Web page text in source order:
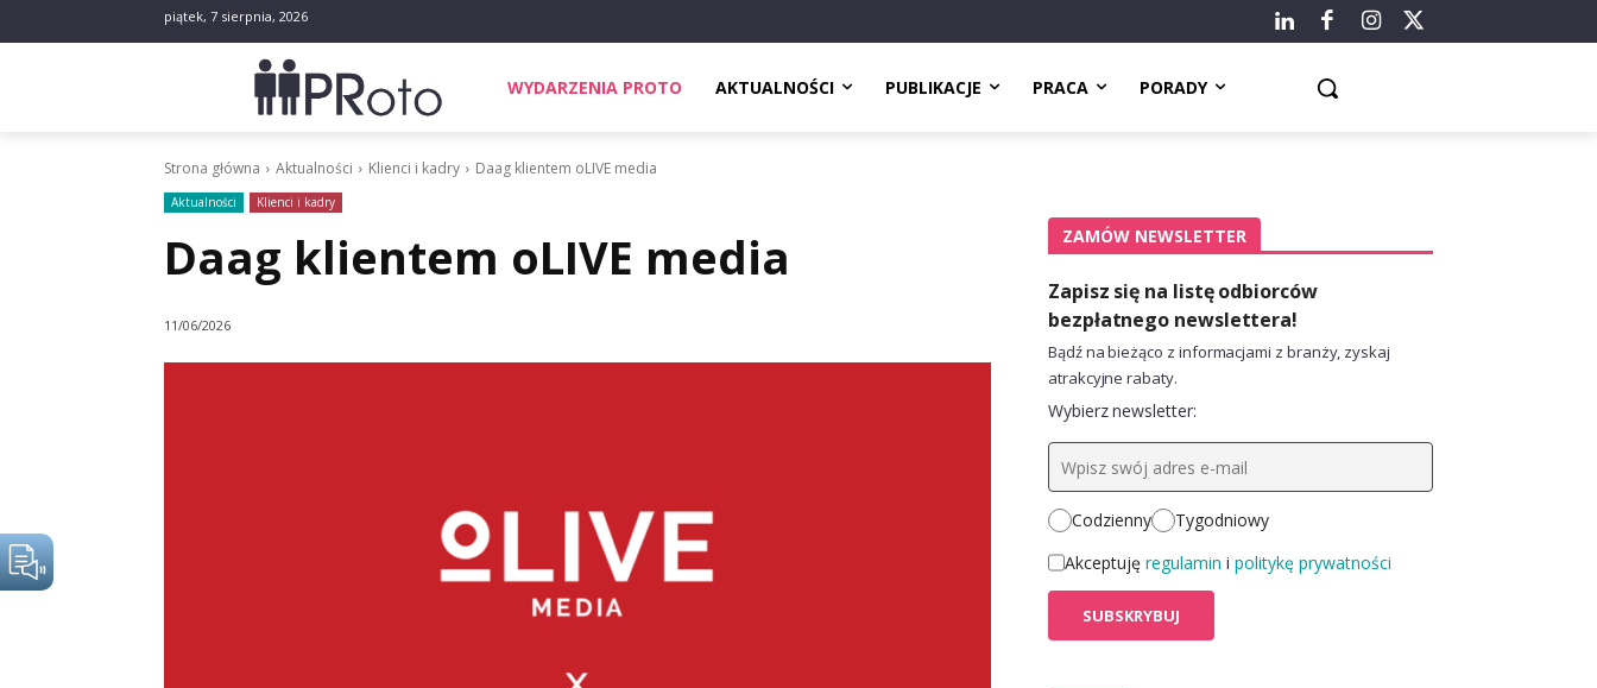
piątek, 7 sierpnia, 2026
WYDARZENIA PROTO AKTUALNOŚCI PUBLIKACJE PRACA PORADY
Strona główna Aktualności Klienci i kadry Daag klientem oLIVE media
Aktualności Klienci i kadry
Daag klientem oLIVE media
11/06/2026
ZAMÓW NEWSLETTER
Zapisz się na listę odbiorców
bezpłatnego newslettera!
Bądź na bieżąco z informacjami z branży, zyskaj
atrakcyjne rabaty.
Wybierz newsletter:
Codzienny
Tygodniowy
Akceptuję regulamin i politykę prywatności